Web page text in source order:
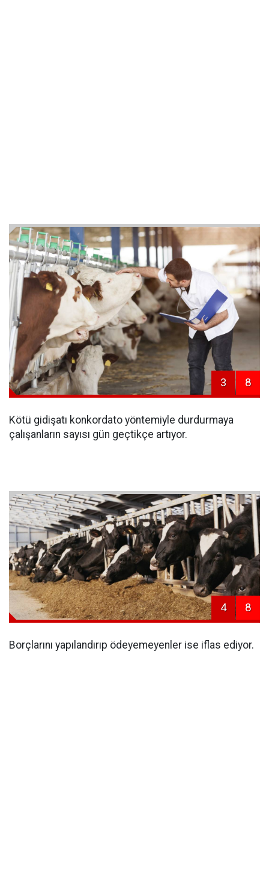
3 8
Kötü gidişatı konkordato yöntemiyle durdurmaya
çalışanların sayısı gün geçtikçe artıyor.
4 8
Borçlarını yapılandırıp ödeyemeyenler ise iflas ediyor.